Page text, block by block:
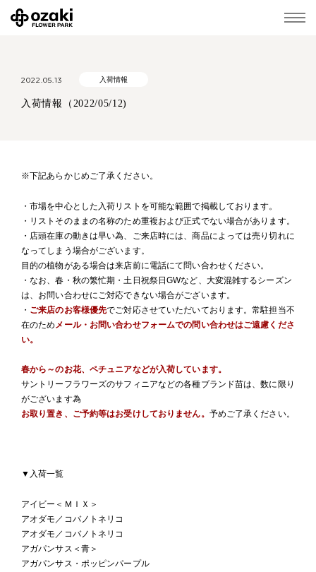
2022.05.13 入荷情報
入荷情報（2022/05/12)
※下記あらかじめご了承ください。
・市場を中心とした入荷リストを可能な範囲で掲載しております。
・リストそのままの名称のため重複および正式でない場合があります。
・店頭在庫の動きは早い為、ご来店時には、商品によっては売り切れに
なってしまう場合がございます。
目的の植物がある場合は来店前に電話にて問い合わせください。
・なお、春・秋の繁忙期・土日祝祭日GWなど、大変混雑するシーズン
は、お問い合わせにご対応できない場合がございます。
・ ご来店のお客様優先でご対応させていただいております。常駐担当不
在のため メール・お問い合わせフォームでの問い合わせはご遠慮くださ
い。
春から～のお花、ペチュニアなどが入荷しています。
サントリーフラワーズのサフィニアなどの各種ブランド苗は、数に限り
がございます為
お取り置き、ご予約等はお受けしておりません。 予めご了承ください。
▼入荷一覧
アイビー＜ＭＩＸ＞
アオダモ／コバノトネリコ
アオダモ／コバノトネリコ
アガパンサス＜青＞
アガパンサス・ポッピンパープル